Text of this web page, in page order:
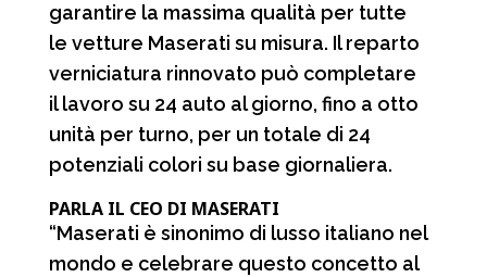
garantire la massima qualità per tutte
le vetture Maserati su misura. Il reparto
verniciatura rinnovato può completare
il lavoro su 24 auto al giorno, fino a otto
unità per turno, per un totale di 24
potenziali colori su base giornaliera.
PARLA IL CEO DI MASERATI
“Maserati è sinonimo di lusso italiano nel
mondo e celebrare questo concetto al